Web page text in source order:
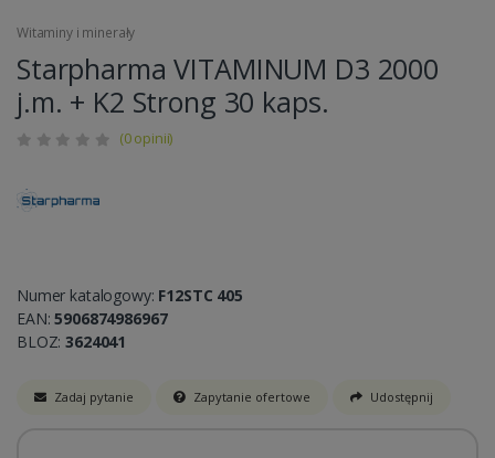
Witaminy i minerały
Starpharma VITAMINUM D3 2000
j.m. + K2 Strong 30 kaps.
(0 opinii)
Numer katalogowy: F12STC 405
EAN:5906874986967
BLOZ:3624041
Zadaj pytanie Zapytanie ofertowe Udostępnij